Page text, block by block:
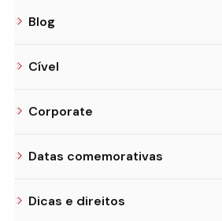
Blog
Cível
Corporate
Datas comemorativas
Dicas e direitos